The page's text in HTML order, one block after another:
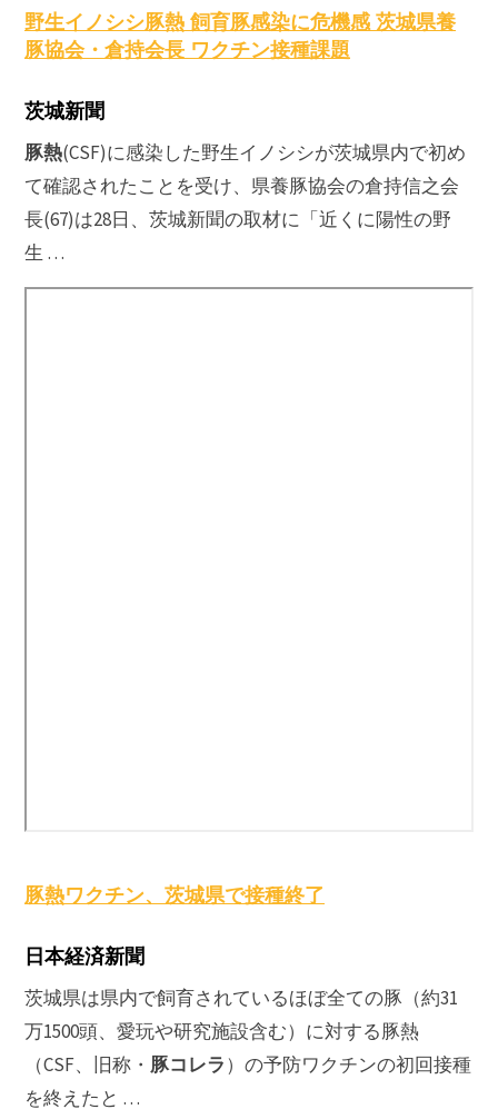
野生イノシシ豚熱 飼育豚感染に危機感 茨城県養
豚協会・倉持会長 ワクチン接種課題
茨城新聞
豚熱(CSF)に感染した野生イノシシが茨城県内で初め
て確認されたことを受け、県養豚協会の倉持信之会
長(67)は28日、茨城新聞の取材に「近くに陽性の野
生 …
豚熱ワクチン、茨城県で接種終了
日本経済新聞
茨城県は県内で飼育されているほぼ全ての豚（約31
万1500頭、愛玩や研究施設含む）に対する豚熱
（CSF、旧称・ 豚コレラ）の予防ワクチンの初回接種
を終えたと …